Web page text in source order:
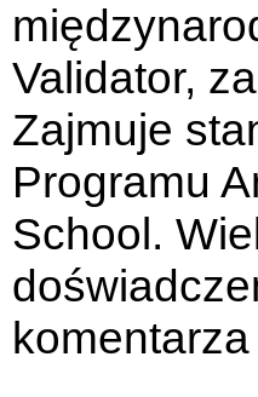
Validator,
Zajmuje
Programu
School.